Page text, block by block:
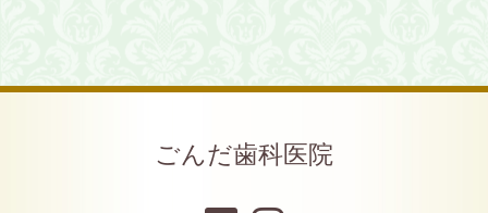
ごんだ歯科医院